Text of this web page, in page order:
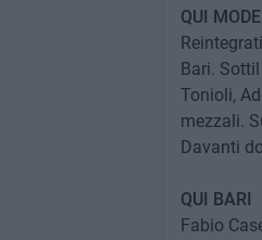
QUI
Bari.
Tonioli,
mezzali.
Davanti
QUI BARI
Fabio